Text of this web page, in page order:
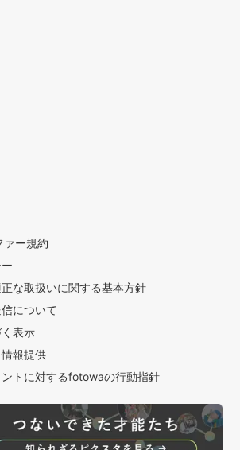
ー規約
な取扱いに関する基本方針
について
表示
報提供
トに対するfotowaの行動指針